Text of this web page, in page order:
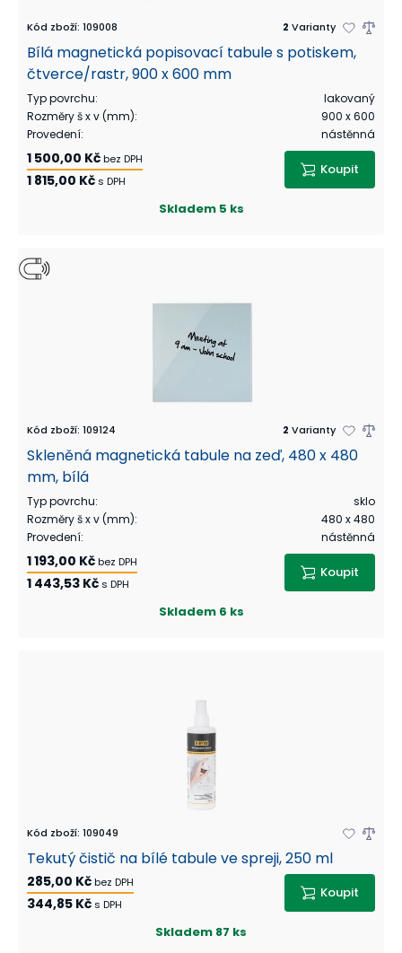
Kód zboží: 109008 2 Varianty
Bílá magnetická popisovací tabule s potiskem,
čtverce/rastr, 900 x 600 mm
Typ povrchu:
lakovaný
Rozměry š x v (mm):
900 x 600
Provedení: nástěnná
1 500,00 Kčbez DPH
1 815,00 Kč s DPH
Koupit
Skladem 5 ks
Kód zboží: 109124 2 Varianty
Skleněná magnetická tabule na zeď, 480 x 480
mm, bílá
Typ povrchu:
sklo
Rozměry š x v (mm):
480 x 480
Provedení: nástěnná
1 193,00 Kčbez DPH
1 443,53 Kč s DPH
Koupit
Skladem 6 ks
Kód zboží: 109049
Tekutý čistič na bílé tabule ve spreji, 250 ml
285,00 Kčbez DPH
344,85 Kč s DPH
Koupit
Skladem 87 ks